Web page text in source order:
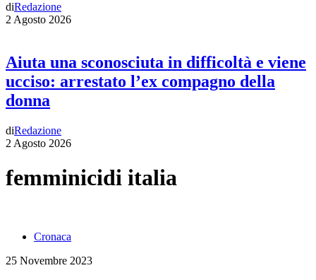
diRedazione
2 Agosto 2026
Aiuta una sconosciuta in difficoltà e viene
ucciso: arrestato l’ex compagno della
donna
diRedazione
2 Agosto 2026
femminicidi italia
Cronaca
25 Novembre 2023